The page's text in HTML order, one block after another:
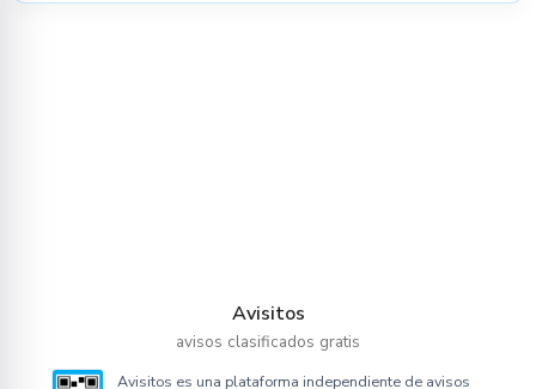
Avisitos
avisos clasificados gratis
Avisitos es una plataforma independiente de avisos